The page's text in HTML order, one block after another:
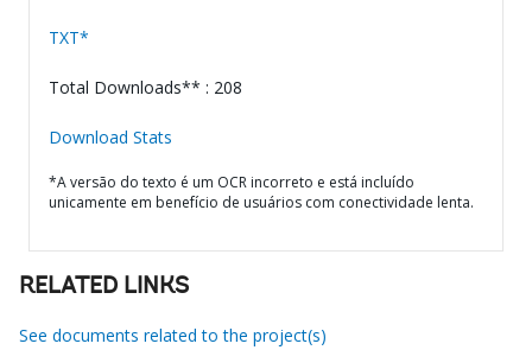
TXT*
Total Downloads** : 208
Download Stats
*A versão do texto é um OCR incorreto e está incluído
unicamente em benefício de usuários com conectividade lenta.
RELATED LINKS
See documents related to the project(s)